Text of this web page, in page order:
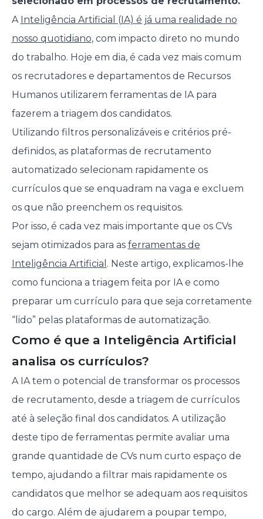
A Inteligência Artificial (IA) é já uma realidade no
nosso quotidiano, com impacto direto no mundo
do trabalho. Hoje em dia, é cada vez mais comum
os recrutadores e departamentos de Recursos
Humanos utilizarem ferramentas de IA para
fazerem a triagem dos candidatos.
Utilizando filtros personalizáveis e critérios pré-
definidos, as plataformas de recrutamento
automatizado selecionam rapidamente os
currículos que se enquadram na vaga e excluem
os que não preenchem os requisitos.
Por isso, é cada vez mais importante que os CVs
sejam otimizados para as ferramentas de
Inteligência Artificial . Neste artigo, explicamos-lhe
como funciona a triagem feita por IA e como
preparar um currículo para que seja corretamente
“lido” pelas plataformas de automatização.
Como é que a Inteligência Artificial
analisa os currículos?
A IA tem o potencial de transformar os processos
de recrutamento, desde a triagem de currículos
até à seleção final dos candidatos. A utilização
deste tipo de ferramentas permite avaliar uma
grande quantidade de CVs num curto espaço de
tempo, ajudando a filtrar mais rapidamente os
candidatos que melhor se adequam aos requisitos
do cargo. Além de ajudarem a poupar tempo,